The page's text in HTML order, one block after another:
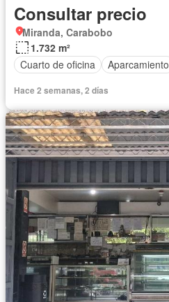
Consultar precio
Miranda, Carabobo
1.732 m²
Cuarto de oficina
Aparcamiento
Hace 2 semanas, 2 días